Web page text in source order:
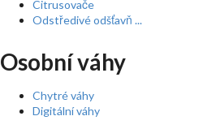
Citrusovače
Odstředivé odšťavň ...
Osobní váhy
Chytré váhy
Digitální váhy